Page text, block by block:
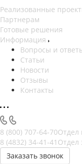
Реализованные
Партнерам
Готовые решения
Информация
Вопросы и
Статьи
Новости
Отзывы
Контакты
8 (800) 707-64-70Отдел
8 (4832) 34-41-41 Отдел
Заказать звонок